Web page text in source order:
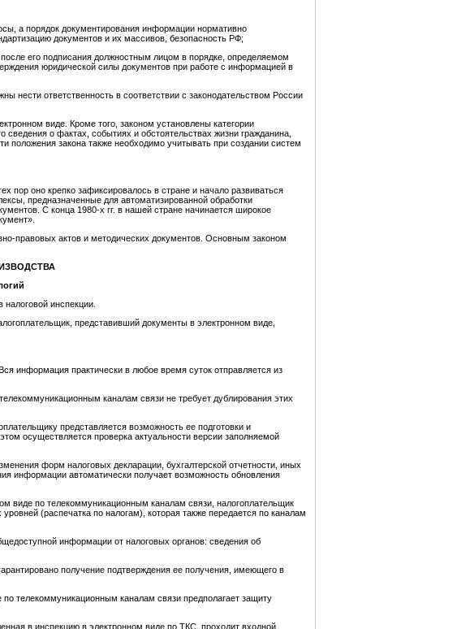
а порядок документирования информации нормативно
документов и их массивов, безопасность РФ;
его подписания должностным лицом в порядке, определяемом
юридической силы документов при работе с информацией в
нести ответственность в соответствии с законодательством России
виде. Кроме того, законом установлены категории
о фактах, событиях и обстоятельствах жизни гражданина,
закона также необходимо учитывать при создании систем
оно крепко зафиксировалось в стране и начало развиваться
предназначенные для автоматизированной обработки
С конца 1980-х гг. в нашей стране начинается широкое
правовых актов и методических документов. Основным законом
инспекции.
представивший документы в электронном виде,
информация практически в любое время суток отправляется из
каналам связи не требует дублирования этих
представляется возможность ее подготовки и
осуществляется проверка актуальности версии заполняемой
форм налоговых декларации, бухгалтерской отчетности, иных
информации автоматически получает возможность обновления
виде по телекоммуникационным каналам связи, налогоплательщик
(распечатка по налогам), которая также передается по каналам
информации от налоговых органов: сведения об
получение подтверждения ее получения, имеющего в
телекоммуникационным каналам связи предполагает защиту
в инспекцию в электронном виде по ТКС, проходит входной